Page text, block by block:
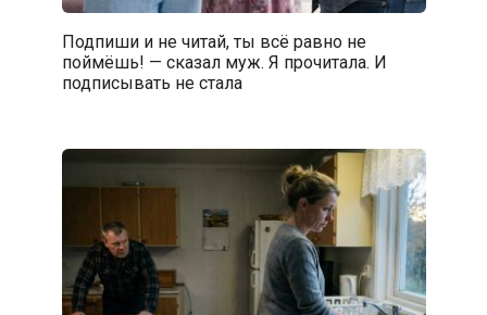
Подпиши и не читай, ты всё равно не
поймёшь! — сказал муж. Я прочитала. И
подписывать не стала